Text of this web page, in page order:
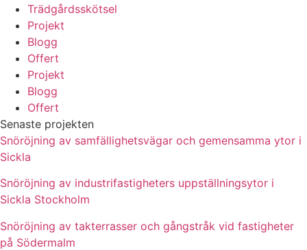
Trädgårdsskötsel
Projekt
Blogg
Offert
Projekt
Blogg
Offert
Senaste projekten
Snöröjning av samfällighetsvägar och gemensamma ytor i
Sickla
Snöröjning av industrifastigheters uppställningsytor i
Sickla Stockholm
Snöröjning av takterrasser och gångstråk vid fastigheter
på Södermalm